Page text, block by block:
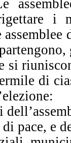
i
si
di
pace, e